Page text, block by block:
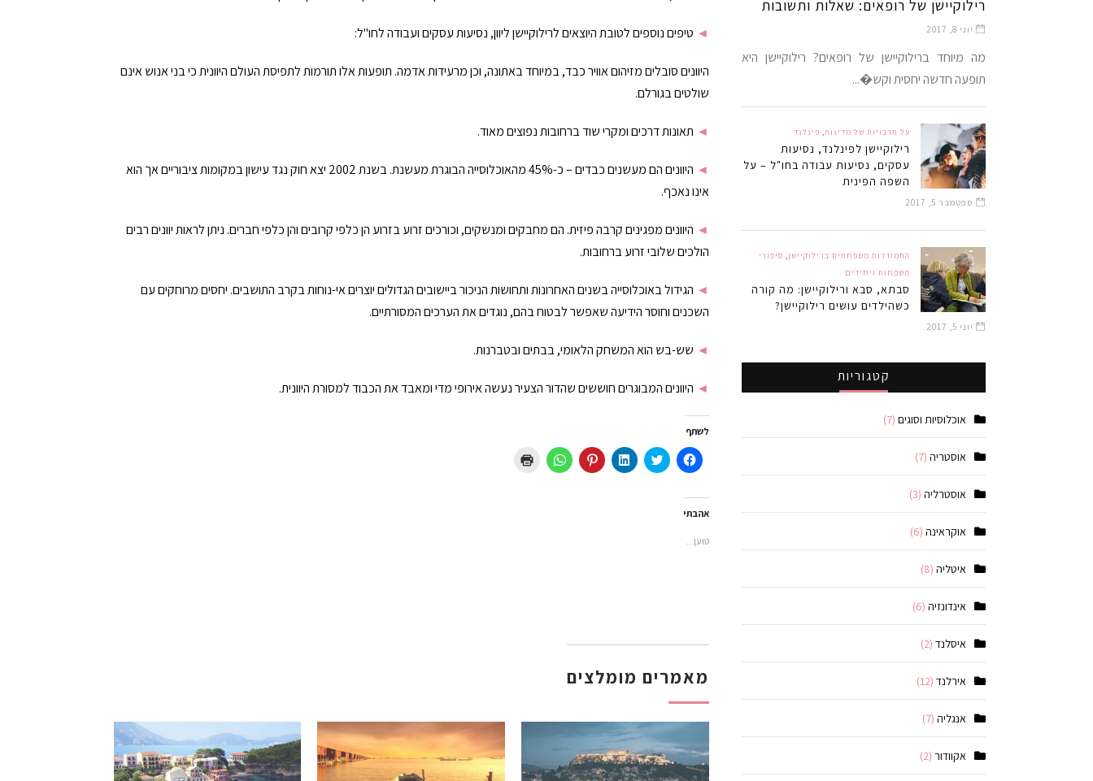
◄ טיפים נוספים לטובת היוצאים לרילוקיישן ליוון, נסיעות עסקים ועבודה לחו"ל:
היוונים סובלים מזיהום אוויר כבד, במיוחד באתונה, וכן מרעידות אדמה. תופעות אלו תורמות לתפיסת העולם היוונית כי בני אנוש אינם
שולטים בגורלם.
◄ תאונות דרכים ומקרי שוד ברחובות נפוצים מאוד.
◄
היוונים הם מעשנים כבדים – כ-45% מהאוכלוסייה הבוגרת מעשנת. בשנת 2002 יצא חוק נגד עישון במקומות ציבוריים אך הוא
אינו נאכף.
◄ היוונים מפגינים קרבה פיזית. הם מחבקים ומנשקים, וכורכים זרוע בזרוע הן כלפי קרובים והן כלפי חברים. ניתן לראות יוונים רבים
הולכים שלובי זרוע ברחובות.
◄ הגידול באוכלוסייה בשנים האחרונות ותחושות הניכור ביישובים הגדולים יוצרים אי-נוחות בקרב התושבים. יחסים מרוחקים עם
השכנים וחוסר הידיעה שאפשר לבטוח בהם, נוגדים את הערכים המסורתיים.
◄ שש-בש הוא המשחק הלאומי, בבתים ובטברנות.
◄ היוונים המבוגרים חוששים שהדור הצעיר נעשה אירופי מדי ומאבד את הכבוד למסורת היוונית.
לשתף
לחיצה
לשיתוף
לחצו
כדי
לחצו
כדי
לחץ
כדי
לחיצה
לשיתוף
אהבתי
טוען...
מאמרים מומלצים
רילוקיישן של רופאים: שאלות ותשובות
יוני 8, 2017
מה מיוחד ברילוקיישן של רופאים? רילוקיישן היא
תופעה חדשה יחסית וקש�...
על תרבויות של מדינות, פינלנד
רילוקיישן לפינלנד, נסיעות
עסקים, נסיעות עבודה בחו"ל – על
השפה הפינית
ספטמבר 5, 2017
התמודדות משפחתית ברילוקיישן, סיפורי
משפחות ויחידים
סבתא, סבא ורילוקיישן: מה קורה
כשהילדים עושים רילוקיישן?
יוני 5, 2017
קטגוריות
אוכלוסיות וסוגים (7)
אוסטריה (7)
אוסטרליה (3)
אוקראינה (6)
איטליה (8)
אינדונזיה (6)
איסלנד (2)
אירלנד (12)
אנגליה (7)
אקוודור (2)